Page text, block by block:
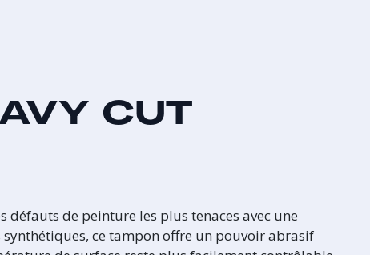
CUT
de peinture les plus tenaces avec une
ce tampon offre un pouvoir abrasif